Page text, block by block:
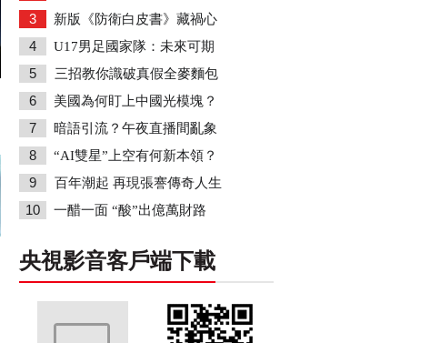
3 新版《防衛白皮書》藏禍心
4 U17男足國家隊：未來可期
5 三招教你識破真假全麥麵包
6 美國為何盯上中國光模塊？
7 暗語引流？午夜直播間亂象
8 “AI雙星”上空有何新本領？
9 百年潮起 再現張謇傳奇人生
10 一醋一面 “酸”出億萬財路
央視影音客戶端下載